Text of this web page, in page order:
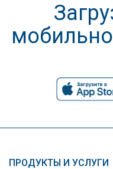
ПРОДУКТЫ И УСЛУГИ